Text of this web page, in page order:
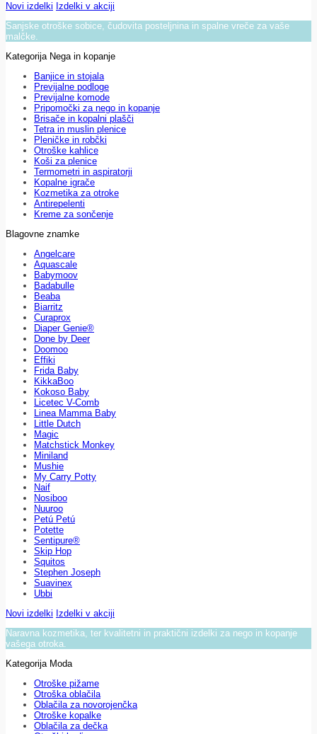
Novi izdelki Izdelki v akciji
Sanjske otroške sobice, čudovita posteljnina in spalne vreče za vaše
malčke.
Kategorija Nega in kopanje
Banjice in stojala
Previjalne podloge
Previjalne komode
Pripomočki za nego in kopanje
Brisače in kopalni plašči
Tetra in muslin plenice
Pleničke in robčki
Otroške kahlice
Koši za plenice
Termometri in aspiratorji
Kopalne igrače
Kozmetika za otroke
Antirepelenti
Kreme za sončenje
Blagovne znamke
Angelcare
Aquascale
Babymoov
Badabulle
Beaba
Biarritz
Curaprox
Diaper Genie®
Done by Deer
Doomoo
Effiki
Frida Baby
KikkaBoo
Kokoso Baby
Licetec V-Comb
Linea Mamma Baby
Little Dutch
Magic
Matchstick Monkey
Miniland
Mushie
My Carry Potty
Naif
Nosiboo
Nuuroo
Petú Petú
Potette
Sentipure®
Skip Hop
Squitos
Stephen Joseph
Suavinex
Ubbi
Novi izdelki Izdelki v akciji
Naravna kozmetika, ter kvalitetni in praktični izdelki za nego in kopanje
vašega otroka.
Kategorija Moda
Otroške pižame
Otroška oblačila
Oblačila za novorojenčka
Otroške kopalke
Oblačila za dečka